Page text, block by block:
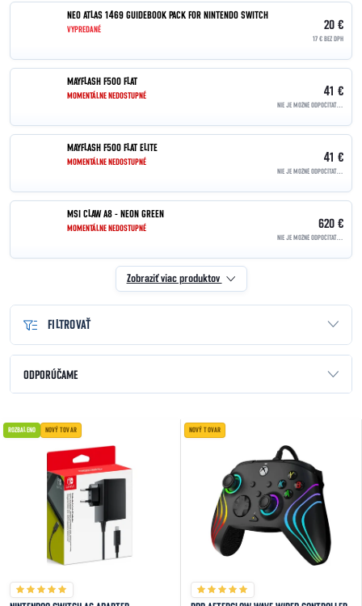
NEO ATLAS 1469 GUIDEBOOK PACK FOR NINTENDO SWITCH
VYPREDANÉ 20 €
17 € BEZ DPH
MAYFLASH F500 FLAT
MOMENTÁLNE NEDOSTUPNÉ 41 €
MAYFLASH F500 FLAT ELITE
MOMENTÁLNE NEDOSTUPNÉ 41 €
MSI CLAW A8 - NEON GREEN
MOMENTÁLNE NEDOSTUPNÉ 620 €
Zobraziť viac produktov
FILTROVAŤ
Radenie produktov
ODPORÚČAME
NAJDRAHŠIE
NAJPREDÁVANEJŠIE
ABECEDNE
Výpis produktov
ROZBALENO NOVÝ TOVAR NOVÝ TOVAR